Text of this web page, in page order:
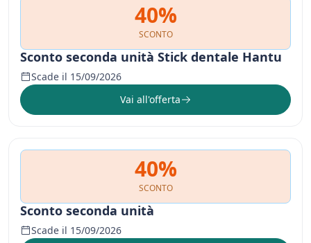
40%
SCONTO
Sconto seconda unità Stick dentale Hantu
Scade il 15/09/2026
Vai all'offerta
40%
SCONTO
Sconto seconda unità
Scade il 15/09/2026